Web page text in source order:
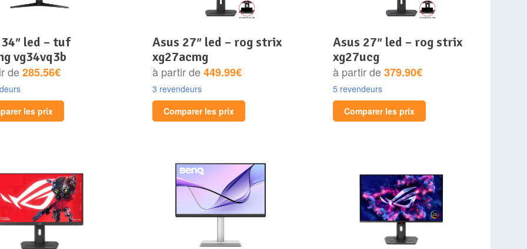
vg34vq3b
de285.56€
les prix
asus 27″ led – rog strix
xg27acmg
à partir de449.99€
3 revendeurs
Comparer les prix
asus 27″ led – rog strix
xg27ucg
à partir de379.90€
5 revendeurs
Comparer les prix